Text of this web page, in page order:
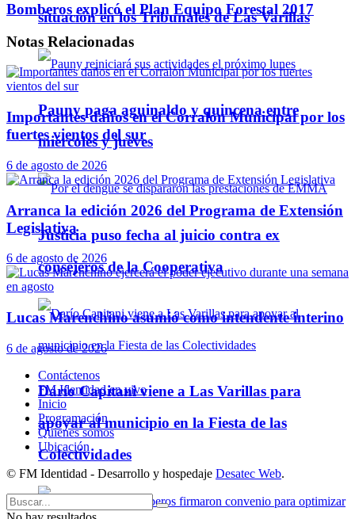
situación en los Tribunales de Las Varillas
Pauny paga aguinaldo y quincena entre
miércoles y jueves
Justicia puso fecha al juicio contra ex
consejeros de la Cooperativa
Darío Capitani viene a Las Varillas para
apoyar al municipio en la Fiesta de las
Colectividades
Bomberos explicó el Plan Equipo Forestal 2017
Notas Relacionadas
Importantes daños en el Corralón Municipal por los
fuertes vientos del sur
6 de agosto de 2026
Arranca la edición 2026 del Programa de Extensión
Legislativa
6 de agosto de 2026
Lucas Marenchino asumió como intendente interino
6 de agosto de 2026
Contáctenos
FM Identidad en vivo
Inicio
Programación
Quienes somos
Ubicación
© FM Identidad - Desarrollo y hospedaje Desatec Web.